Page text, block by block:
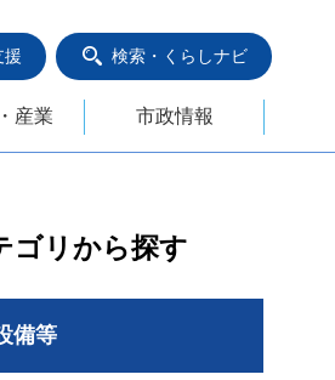
援 検索・くらしナビ
産業 市政情報
ゴリから探す
備等